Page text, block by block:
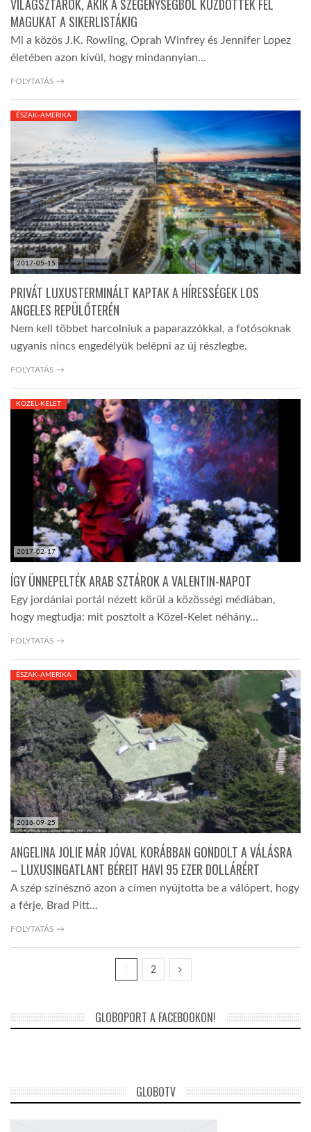
VILÁGSZTÁROK, AKIK A SZEGÉNYSÉGBŐL KÜZDÖTTÉK FEL
MAGUKAT A SIKERLISTÁKIG
Mi a közös J.K. Rowling, Oprah Winfrey és Jennifer Lopez
életében azon kívül, hogy mindannyian…
FOLYTATÁS →
2017-05-15
ÉSZAK-AMERIKA
PRIVÁT LUXUSTERMINÁLT KAPTAK A HÍRESSÉGEK LOS
ANGELES REPÜLŐTERÉN
Nem kell többet harcolniuk a paparazzókkal, a fotósoknak
ugyanis nincs engedélyük belépni az új részlegbe.
FOLYTATÁS →
2017-02-17
KÖZEL-KELET
ÍGY ÜNNEPELTÉK ARAB SZTÁROK A VALENTIN-NAPOT
Egy jordániai portál nézett körül a közösségi médiában,
hogy megtudja: mit posztolt a Közel-Kelet néhány…
FOLYTATÁS →
2016-09-25
ÉSZAK-AMERIKA
ANGELINA JOLIE MÁR JÓVAL KORÁBBAN GONDOLT A VÁLÁSRA
– LUXUSINGATLANT BÉREIT HAVI 95 EZER DOLLÁRÉRT
A szép színésznő azon a címen nyújtotta be a válópert, hogy
a férje, Brad Pitt…
FOLYTATÁS →
2
GLOBOPORT A FACEBOOKON!
GLOBOTV